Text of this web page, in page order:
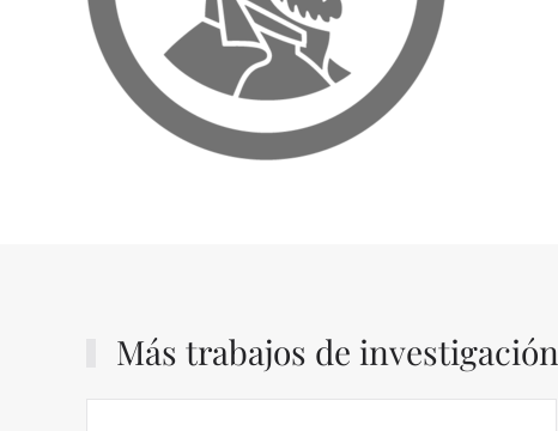
Más trabajos de investigación